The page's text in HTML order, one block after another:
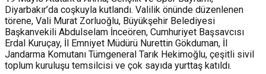
Diyarbakır’da coşkuyla kutlandı. Valilik önünde düzenlenen
törene, Vali Murat Zorluoğlu, Büyükşehir Belediyesi
Başkanvekili Abdulselam İnceören, Cumhuriyet Başsavcısı
Erdal Kuruçay, İl Emniyet Müdürü Nurettin Gökduman, İl
Jandarma Komutanı Tümgeneral Tarık Hekimoğlu, çeşitli sivil
toplum kuruluşu temsilcisi ve çok sayıda yurttaş katıldı.